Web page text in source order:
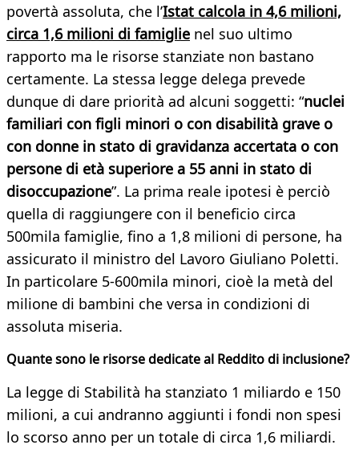
povertà assoluta, che l’Istat calcola in 4,6 milioni,
circa 1,6 milioni di famiglie nel suo ultimo
rapporto ma le risorse stanziate non bastano
certamente. La stessa legge delega prevede
dunque di dare priorità ad alcuni soggetti: “nuclei
familiari con figli minori o con disabilità grave o
con donne in stato di gravidanza accertata o con
persone di età superiore a 55 anni in stato di
disoccupazione”. La prima reale ipotesi è perciò
quella di raggiungere con il beneficio circa
500mila famiglie, fino a 1,8 milioni di persone, ha
assicurato il ministro del Lavoro Giuliano Poletti.
In particolare 5-600mila minori, cioè la metà del
milione di bambini che versa in condizioni di
assoluta miseria.
Quante sono le risorse dedicate al Reddito di inclusione?
La legge di Stabilità ha stanziato 1 miliardo e 150
milioni, a cui andranno aggiunti i fondi non spesi
lo scorso anno per un totale di circa 1,6 miliardi.